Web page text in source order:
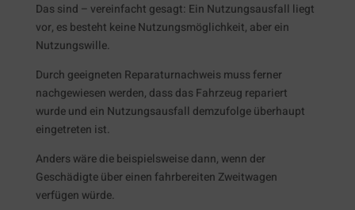
Das sind – vereinfacht gesagt: Ein Nutzungsausfall liegt
vor, es besteht keine Nutzungsmöglichkeit, aber ein
Nutzungswille.
Durch geeigneten Reparaturnachweis muss ferner
nachgewiesen werden, dass das Fahrzeug repariert
wurde und ein Nutzungsausfall demzufolge überhaupt
eingetreten ist.
Anders wäre die beispielsweise dann, wenn der
Geschädigte über einen fahrbereiten Zweitwagen
verfügen würde.